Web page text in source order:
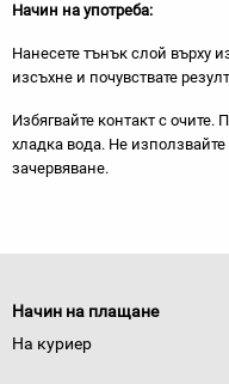
Начин на употреба:
Нанесете тънък слой върху
изсъхне и почувствате
Избягвайте контакт с
хладка вода. Не
зачервяване.
Начин на плащане
На куриер